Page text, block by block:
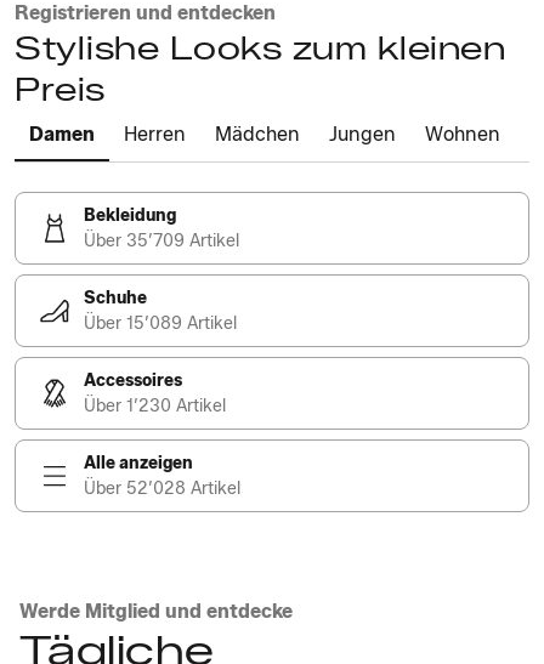
Registrieren und entdecken
Stylishe Looks zum kleinen
Preis
Damen Herren Mädchen Jungen Wohnen
Bekleidung
Über 35’709 Artikel
Schuhe
Über 15’089 Artikel
Accessoires
Über 1’230 Artikel
Alle anzeigen
Über 52’028 Artikel
Werde Mitglied und entdecke
Tägliche